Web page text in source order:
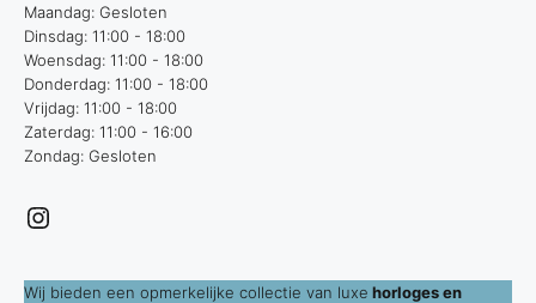
Maandag: Gesloten
Dinsdag: 11:00 - 18:00
Woensdag: 11:00 - 18:00
Donderdag: 11:00 - 18:00
Vrijdag: 11:00 - 18:00
Zaterdag: 11:00 - 16:00
Zondag: Gesloten
Instagram
Wij bieden een opmerkelijke collectie van luxe horloges en